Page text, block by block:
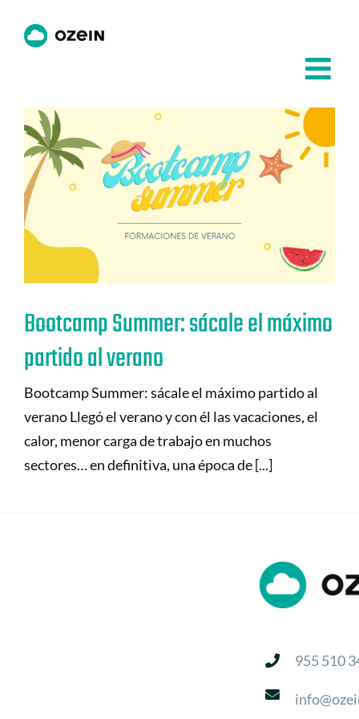
Bootcamp Summer: sácale el máximo
partido al verano
Bootcamp Summer: sácale el máximo partido al
verano Llegó el verano y con él las vacaciones, el
calor, menor carga de trabajo en muchos
sectores… en definitiva, una época de [...]
955 510